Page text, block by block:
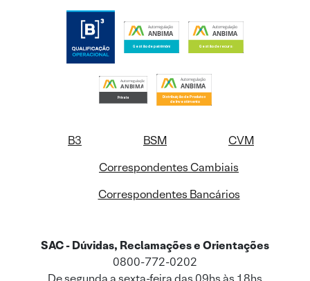
B3 BSM
CVM
Correspondentes Cambiais
Correspondentes Bancários
SAC - Dúvidas, Reclamações e Orientações
0800-772-0202